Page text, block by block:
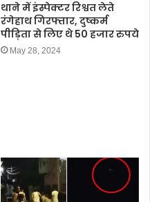
थाने में इंस्पेक्टर रिश्वत लेते
रंगेहाथ गिरफ्तार, दुष्कर्म
पीड़िता से लिए थे 50 हजार रुपये
May 28, 2024